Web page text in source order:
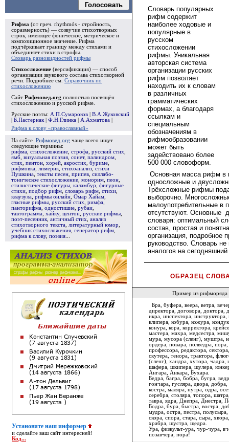
Голосовать
Рифма (от греч. rhythmós - стройность,
соразмерность) — созвучие стихотворных
строк, имеющее фоническое, метрическое и
композиционное значение. Рифма
подчёркивает границу между стихами и
объединяет стихи в строфы
Словарь разновидностей рифмы
Стихосложение (версификация) — способ
организации звукового состава стихотворной
речи. Подробнее см. Справочник по
стихосложению
Сайт Рифмовед.org полностью посвящён
стихосложению и русской рифме.
Русские поэты: А.П.Сумароков
В.А.Жуковский
Б.Пастернак Ф.Н.Глинка А.Ахматова
Рифма к слову «православный»
На сайте Рифмовед.org чаще всего ищут
следующие термины:
рифма стихосложение строфа русский стих
ямб визуальная поэзия сонет, палиндром
стих
пентон хорей акростих буриме
рифмовка
лимерик стихоанализ стихи
Пушкина тексты песен припев силлабо-
тоническое стихосложение монорим пеон
стилистические фигуры каламбур
фигурные
стихи подбор рифм словарь рифм стихи
клаузула рифмы онлайн Омар Хайам
гласные рифмы русский стих римфа
панторифма одностишие рубаи
тавтограмма хайку, центон русские рифмы
поэт-песенник античный стих
анализ
стихотворного текста
литературный юмор
учебник стихосложения генератор рифм
рифма к слову, поэзия
Установите наш информер
и сделайте ваш сайт интересней!
Код...
Словарь популярных
рифм содержит
наиболее ходовые и
популярные в
русском
стихосложении
рифмы. Уникальная
авторская система
организации русских
рифм позволяет
находить их к словам
в различных
грамматических
формах, а благодаря
ссылкам и
специальным
обозначениям в
рифмообразовании
может быть
задействовано более
500 000 словоформ.
Основная масса рифм в
односложные и
Трёхсложные рифмы
выборочно.
малоупотребительные в
отсутствуют. Основные
словаря: оптимальный
состав, простая и
организация, подробное
руководство. Словарь не
аналогов на
ОБРАЗЕЦ
Пример из рифморяда
Бра, буфера, веера, ветра,
директора, договора, доктора,
икра, инспектора, инструктора,
клипера, кобура, кожура,
конура, кора, корректора,
мастера, махра, медсестра,
мура, мусора (сленг), муштра,
ордера, повара, полведра,
профессора, редактора,
скутера, тенора, трактора,
(сленг), хандра, хутора, чадра,
шафера, шкипера, шулера,
Ангара, Анкара, Бухара.
Бедра, багра, бобра, бугра,
гончара, гусляра, двора, добра,
костра, маляра, нутра, одра,
серебра, столяра, топора,
тавра, ядра, Днепра, Днестра,
Бодра, бура, быстра, востра,
мудра, остра, пестра,
скора, спора, стара, сыра,
храбра, шустра, щедра.
Ура, физкульт-ура, чур-чура,
позавчера, пора!